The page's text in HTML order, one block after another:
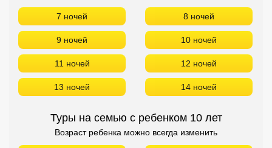
7 ночей 8 ночей
9 ночей 10 ночей
11 ночей 12 ночей
13 ночей 14 ночей
Туры на семью с ребенком 10 лет
Возраст ребенка можно всегда изменить